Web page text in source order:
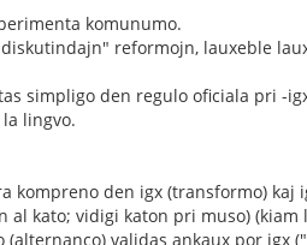
komunumo.
reformojn, lauxeble
simpligo den regulo oficiala pri -
lingvo.
kompreno den igx (transformo) kaj
kato; vidigi katon pri muso) (kiam
validas ankaux por igx